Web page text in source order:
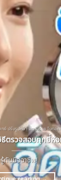
ย์ ปรับรูปหน้า ลดริ้วรอย โบทอก
ตรวจสอบทุกยี่ห้
รู้ทันมิจฉาชีพ!